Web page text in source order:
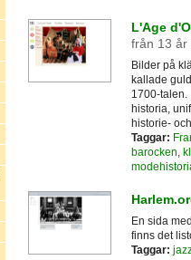
L'Age
från 13 år
Bilder på
kallade
1700-talen.
historia,
historie-
Taggar:
barocken,
En sida
finns det
Taggar: